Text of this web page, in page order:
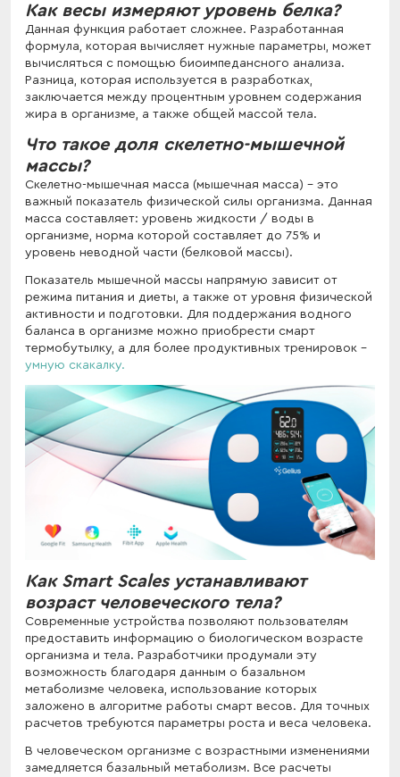
Как весы измеряют уровень белка?
Данная функция работает сложнее. Разработанная
формула, которая вычисляет нужные параметры, может
вычисляться с помощью биоимпедансного анализа.
Разница, которая используется в разработках,
заключается между процентным уровнем содержания
жира в организме, а также общей массой тела.
Что такое доля скелетно-мышечной
массы?
Скелетно-мышечная масса (мышечная масса) – это
важный показатель физической силы организма. Данная
масса составляет: уровень жидкости / воды в
организме, норма которой составляет до 75% и
уровень неводной части (белковой массы).
Показатель мышечной массы напрямую зависит от
режима питания и диеты, а также от уровня физической
активности и подготовки. Для поддержания водного
баланса в организме можно приобрести смарт
термобутылку, а для более продуктивных тренировок -
умную скакалку.
Как Smart Scales устанавливают
возраст человеческого тела?
Современные устройства позволяют пользователям
предоставить информацию о биологическом возрасте
организма и тела. Разработчики продумали эту
возможность благодаря данным о базальном
метаболизме человека, использование которых
заложено в алгоритме работы смарт весов. Для точных
расчетов требуются параметры роста и веса человека.
В человеческом организме с возрастными изменениями
замедляется базальный метаболизм. Все расчеты